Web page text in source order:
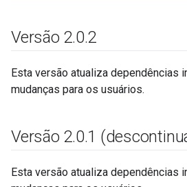
Versão 2.0.2
Esta versão atualiza dependências
mudanças para os usuários.
Versão 2.0.1
Esta versão atualiza dependências